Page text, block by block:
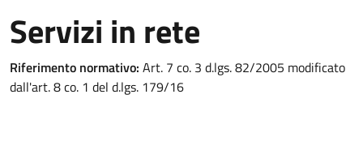
Servizi in rete
Riferimento normativo: Art. 7 co. 3 d.lgs. 82/2005 modificato
dall'art. 8 co. 1 del d.lgs. 179/16